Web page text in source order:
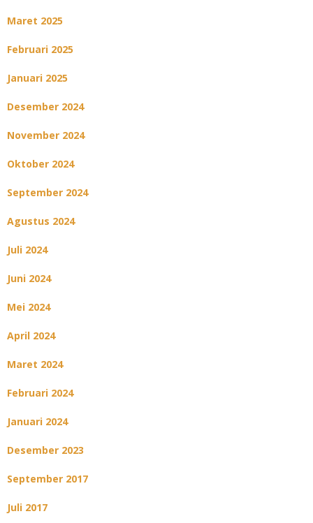
Maret 2025
Februari 2025
Januari 2025
Desember 2024
November 2024
Oktober 2024
September 2024
Agustus 2024
Juli 2024
Juni 2024
Mei 2024
April 2024
Maret 2024
Februari 2024
Januari 2024
Desember 2023
September 2017
Juli 2017